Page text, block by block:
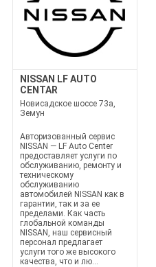
NISSAN LF AUTO
CENTAR
Новисадское шоссе 73а,
Земун
Авторизованный сервис
NISSAN — LF Auto Center
предоставляет услуги по
обслуживанию, ремонту и
техническому
обслуживанию
автомобилей NISSAN как в
гарантии, так и за ее
пределами. Как часть
глобальной команды
NISSAN, наш сервисный
персонал предлагает
услуги того же высокого
качества, что и лю...